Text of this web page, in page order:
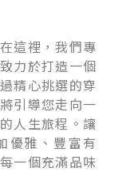
這裡，我們專
力於打造一個
精心挑選的穿
引導您走向一
人生旅程。讓
優雅、豐富有
一個充滿品味